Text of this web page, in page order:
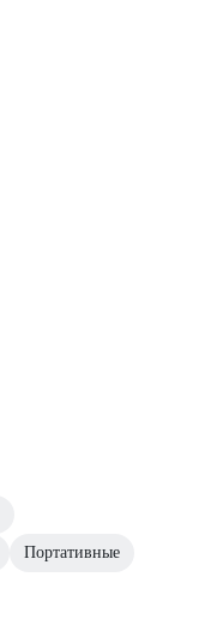
Портативные